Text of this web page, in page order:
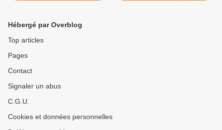
Hébergé par Overblog
Top articles
Pages
Contact
Signaler un abus
C.G.U.
Cookies et données personnelles